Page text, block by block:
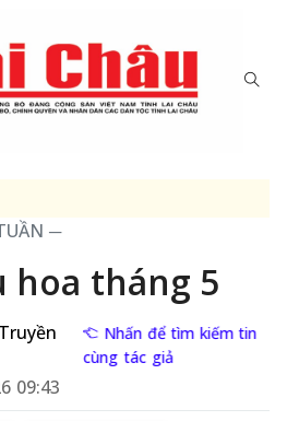
─
tháng 5
Nhấn để tìm kiếm tin
cùng tác giả
09:43